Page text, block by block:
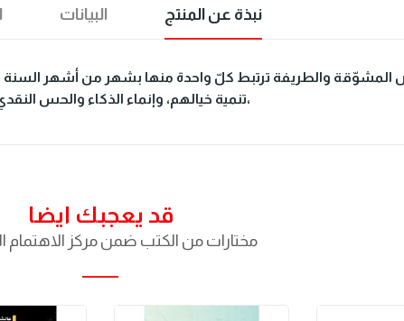
نبذة عن المنتج البيانات
والطريفة ترتبط كلّ واحدة منها بشهر من أشهر السنة
،تنمية خيالهم، وإنماء الذكاء والحس
قد يعجبك ايضا
مختارات من الكتب ضمن مركز الاهتمام